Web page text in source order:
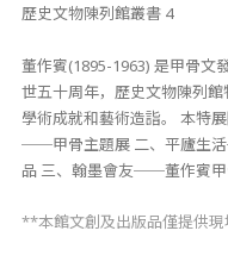
歷史文物陳列館叢書 4
董作賓(1895-1963) 是甲骨文
世五十周年，歷史文物陳列
學術成就和藝術造詣。 本特
──甲骨主題展 二、平廬生
品 三、翰墨會友──董作賓
**本館文創及出版品僅提供